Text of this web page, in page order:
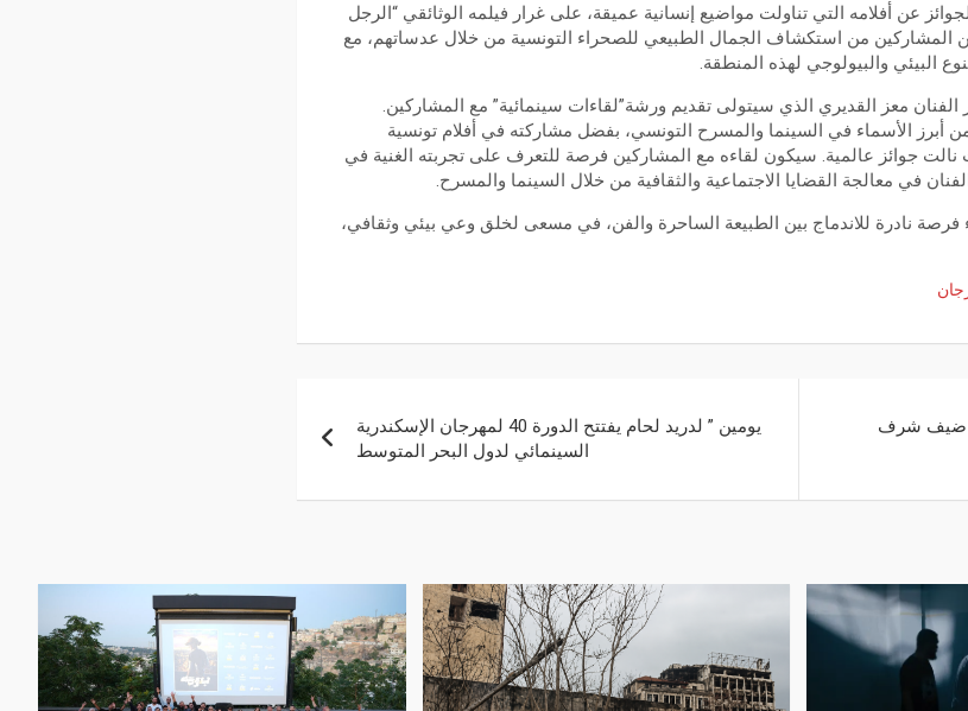
عن أفلامه التي تناولت مواضيع إنسانية عميقة، على غرار فيلمه الوثائقي “الرجل
المشاركين من استكشاف الجمال الطبيعي للصحراء التونسية من خلال عدساتهم، مع
البيئي والبيولوجي لهذه المنطقة.
معز القديري الذي سيتولى تقديم ورشة”لقاءات سينمائية” مع المشاركين.
أبرز الأسماء في السينما والمسرح التونسي، بفضل مشاركته في أفلام تونسية
نالت جوائز عالمية. سيكون لقاءه مع المشاركين فرصة للتعرف على تجربته الغنية في
في معالجة القضايا الاجتماعية والثقافية من خلال السينما والمسرح.
فرصة نادرة للاندماج بين الطبيعة الساحرة والفن، في مسعى لخلق وعي بيئي وثقافي،
ضيف شرف
يومين ” لدريد لحام يفتتح الدورة 40 لمهرجان الإسكندرية
السينمائي لدول البحر المتوسط